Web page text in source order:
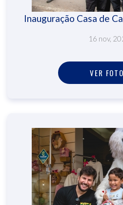
Inauguração Casa de
16 nov,
VER